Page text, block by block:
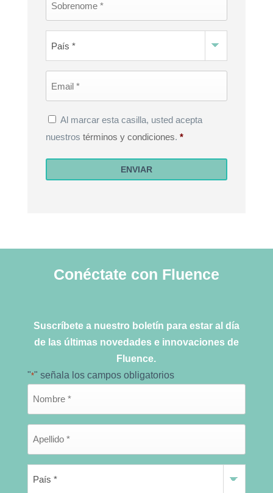
Privacy
Policy*
Al marcar esta casilla, usted acepta
nuestros términos y condiciones. *
ENVIAR
Conéctate con Fluence
Suscríbete a nuestro boletín para estar al día
de las últimas novedades e innovaciones de
Fluence.
"*" señala los campos obligatorios